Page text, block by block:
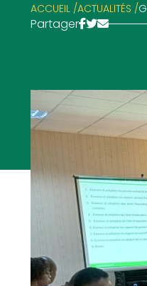
ACCUEIL /ACTUALITÉS /
Partager